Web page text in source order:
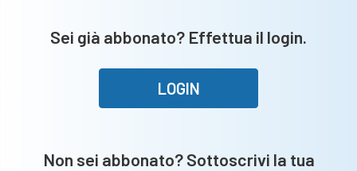
ancora
Sei già abbonato? Effettua il login.
LOGIN
Non sei abbonato? Sottoscrivi la tua